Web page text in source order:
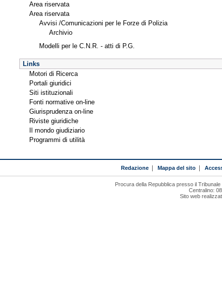
Area riservata
Area riservata
Avvisi /Comunicazioni per le Forze di Polizia
Archivio
Modelli per le C.N.R. - atti di P.G.
Links
Motori di Ricerca
Portali giuridici
Siti istituzionali
Fonti normative on-line
Giurisprudenza on-line
Riviste giuridiche
Il mondo giudiziario
Programmi di utilità
Redazione Mappa del sito
Procura della Repubblica presso il
Centralino:
Sito web